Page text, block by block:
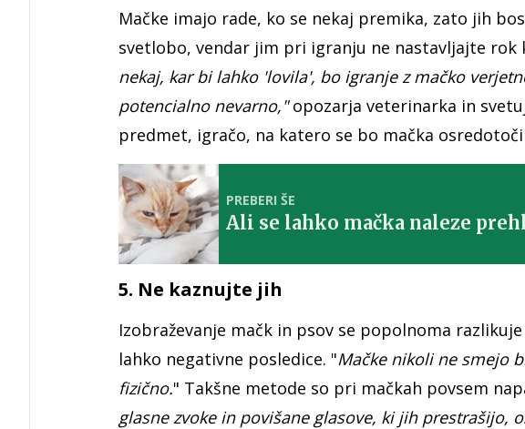
Mačke imajo rade, ko se nekaj premika, zato jih
svetlobo, vendar jim pri igranju ne nastavljajte rok
nekaj, kar bi lahko 'lovila', bo igranje z mačko
potencialno nevarno,"opozarja veterinarka in
predmet, igračo, na katero se bo mačka
PREBERI ŠE
Ali se lahko mačka naleze
5. Ne kaznujte jih
Izobraževanje mačk in psov se popolnoma
lahko negativne posledice. "Mačke nikoli ne smejo
fizično." Takšne metode so pri mačkah povsem
glasne zvoke in povišane glasove, ki jih prestrašijo,